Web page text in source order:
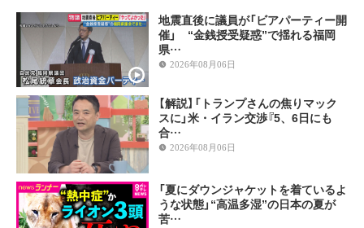
地震直後に議員が「ビアパーティー開
催」 “金銭授受疑惑”で揺れる福岡
県…
2026年08月06日
【解説】「トランプさんの焦りマック
スに」米・イラン交渉『5、6日にも
合…
2026年08月06日
「夏にダウンジャケットを着ているよ
うな状態」“高温多湿”の日本の夏が
苦…